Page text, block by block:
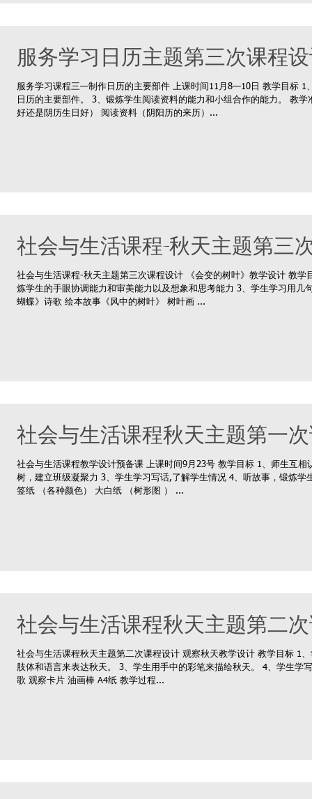
服务学习日历主题第三次课程
服务学习课程三—制作日历的主要部件 上课时间11月8—10日 教学目标 1
日历的主要部件。 3、锻炼学生阅读资料的能力和小组合作的能力。 教学准备 大白纸日
好还是阴历生日好） 阅读资料（阴阳历的来历）...
社会与生活课程-秋天主题第三
社会与生活课程-秋天主题第三次课程设计 《会变的树叶》教学设计 教学
炼学生的手眼协调能力和审美能力以及想象和思考能力 3、学生学习用几
蝴蝶》诗歌 绘本故事《风中的树叶》 树叶画 ...
社会与生活课程秋天主题第一
社会与生活课程教学设计预备课 上课时间9月23号 教学目标 1、师生互
树，建立班级凝聚力 3、学生学习写话,了解学生情况 4、听故事，锻炼学
签纸 （各种颜色） 大白纸 （树形图 ） ...
社会与生活课程秋天主题第二
社会与生活课程秋天主题第二次课程设计 观察秋天教学设计 教学目标 1
肢体和语言来表达秋天。 3、学生用手中的彩笔来描绘秋天。 4、学生学
歌 观察卡片 油画棒 A4纸 教学过程...